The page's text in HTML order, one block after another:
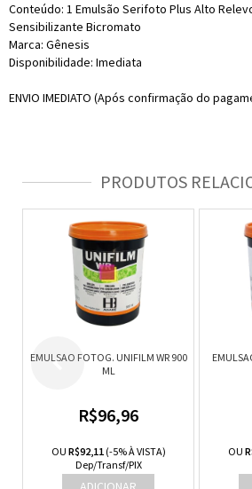
Conteúdo: 1 Emulsão Serifoto Plus Alto
Sensibilizante Bicromato
Marca: Gênesis
Disponibilidade: Imediata
ENVIO IMEDIATO (Após confirmação do
PRODUTOS
EMULSAO FOTOG. UNIFILM WR 900
ML
R$96,96
OU R$92,11(-5% À VISTA)
Dep/Transf/PIX
OU